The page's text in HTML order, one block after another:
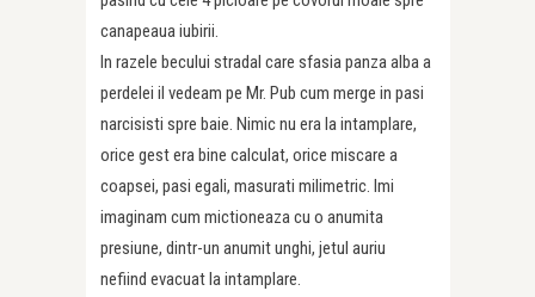
canapeaua iubirii.
In razele becului stradal care sfasia panza alba a
perdelei il vedeam pe Mr. Pub cum merge in pasi
narcisisti spre baie. Nimic nu era la intamplare,
orice gest era bine calculat, orice miscare a
coapsei, pasi egali, masurati milimetric. Imi
imaginam cum mictioneaza cu o anumita
presiune, dintr-un anumit unghi, jetul auriu
nefiind evacuat la intamplare.